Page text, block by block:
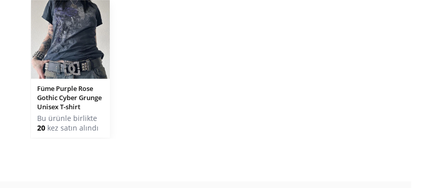
Füme Purple Rose
Gothic Cyber Grunge
Unisex T-shirt
Bu ürünle birlikte
20 kez satın alındı